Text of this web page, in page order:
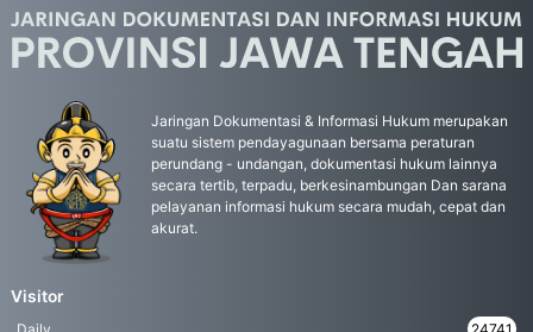
Jaringan Dokumentasi & Informasi Hukum merupakan
suatu sistem pendayagunaan bersama peraturan
perundang - undangan, dokumentasi hukum lainnya
secara tertib, terpadu, berkesinambungan Dan sarana
pelayanan informasi hukum secara mudah, cepat dan
akurat.
Visitor